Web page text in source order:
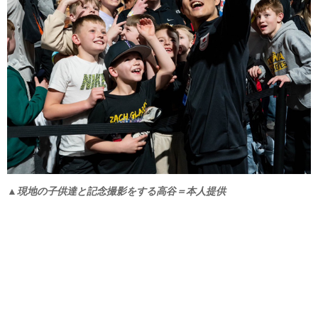
▲現地の子供達と記念撮影をする高谷＝本人提供